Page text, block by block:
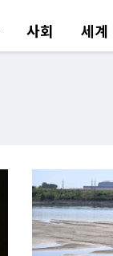
사회 세계